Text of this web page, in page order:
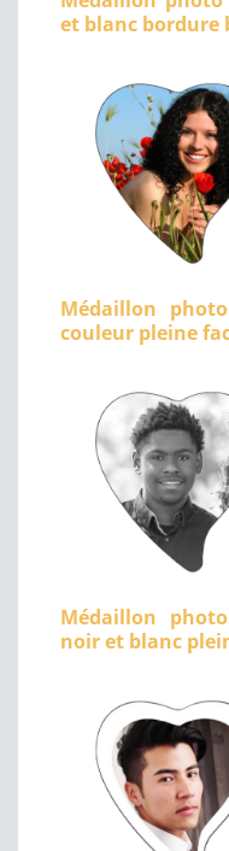
et blanc bordure
Médaillon
couleur pleine
Médaillon
noir et blanc